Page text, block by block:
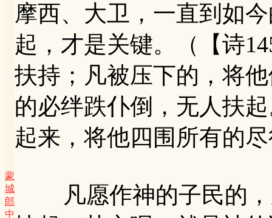
蒙
城
郎
中
摩西、大卫，一直到如
起，才是关键。（【诗
扶持；凡被压下的，将
的必绊跌仆倒，无人扶
起来，将他四围所有的
凡愿作神的子民的，